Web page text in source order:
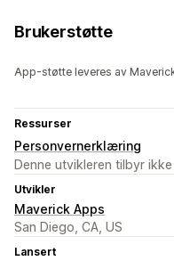
Brukerstøtte
App-støtte leveres av
Ressurser
Personvernerklæring
Denne utvikleren tilbyr
Utvikler
Maverick Apps
San Diego, CA, US
Lansert